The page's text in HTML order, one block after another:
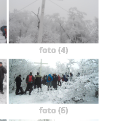
foto (4)
foto (6)